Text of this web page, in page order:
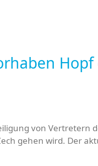
Hopf
von Vertretern
gehen wird. Der